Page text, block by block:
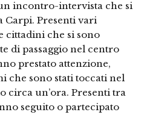
incontro-intervista che si
Carpi. Presenti vari
cittadini che si sono
di passaggio nel centro
prestato attenzione,
che sono stati toccati nel
circa un’ora. Presenti tra
seguito o partecipato